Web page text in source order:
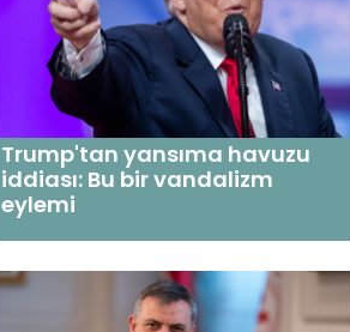
Trump'tan yansıma havuzu
iddiası: Bu bir vandalizm
eylemi